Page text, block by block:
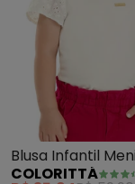
Blusa Infantil
Manga Godê
COLORITTÁ